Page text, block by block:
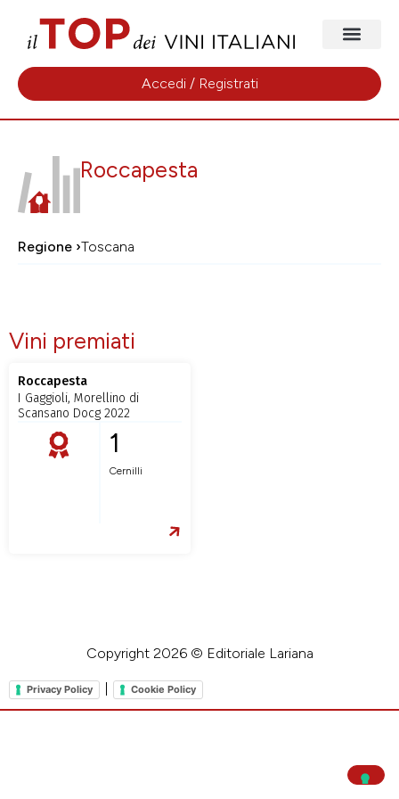
Accedi / Registrati
Roccapesta
Regione ›Toscana
Vini premiati
Roccapesta
I Gaggioli, Morellino di
Scansano Docg 2022
1
Cernilli
Copyright 2026 © Editoriale Lariana
Privacy Policy Cookie Policy